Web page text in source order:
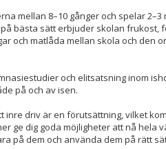
mellan 8–10 gånger och spelar 2–3
bästa sätt erbjuder skolan frukost,
och matlåda mellan skola och den
och elitsatsning inom
på och av isen.
inre driv är en förutsättning, vilket
ge dig goda möjligheter att nå hela
på dem och använda dem på rätt